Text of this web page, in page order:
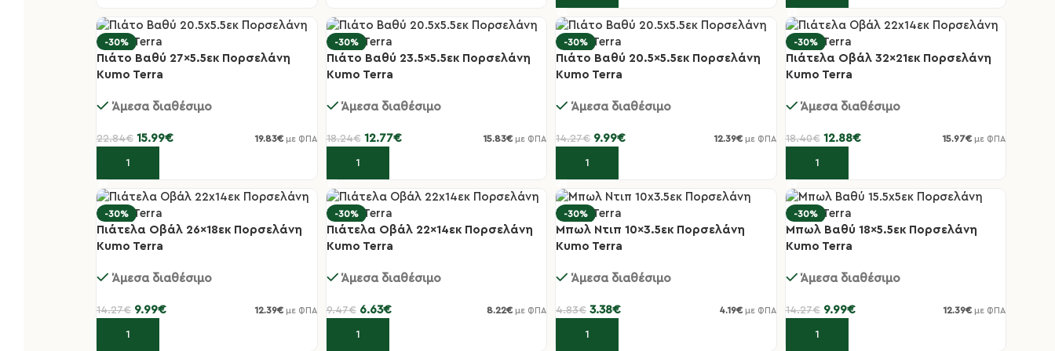
-30%
Πιάτο Βαθύ 27×5.5εκ Πορσελάνη
Kumo Terra
Άμεσα διαθέσιμο
22.84€ 15.99€ 19.83€ με ΦΠΑ
Προσθήκη στο καλάθι
-30%
Πιάτο Βαθύ 23.5×5.5εκ Πορσελάνη
Kumo Terra
Άμεσα διαθέσιμο
18.24€ 12.77€ 15.83€ με ΦΠΑ
Προσθήκη στο καλάθι
-30%
Πιάτο Βαθύ 20.5×5.5εκ Πορσελάνη
Kumo Terra
Άμεσα διαθέσιμο
14.27€ 9.99€ 12.39€ με ΦΠΑ
Προσθήκη στο καλάθι
-30%
Πιάτελα Οβάλ 32×21εκ Πορσελάνη
Kumo Terra
Άμεσα διαθέσιμο
18.40€ 12.88€ 15.97€ με ΦΠΑ
Προσθήκη στο καλάθι
-30%
Πιάτελα Οβάλ 26×18εκ Πορσελάνη
Kumo Terra
Άμεσα διαθέσιμο
14.27€ 9.99€ 12.39€ με ΦΠΑ
Προσθήκη στο καλάθι
-30%
Πιάτελα Οβάλ 22×14εκ Πορσελάνη
Kumo Terra
Άμεσα διαθέσιμο
9.47€ 6.63€ 8.22€ με ΦΠΑ
Προσθήκη στο καλάθι
-30%
Μπωλ Ντιπ 10×3.5εκ Πορσελάνη
Kumo Terra
Άμεσα διαθέσιμο
4.83€ 3.38€ 4.19€ με ΦΠΑ
Προσθήκη στο καλάθι
-30%
Μπωλ Βαθύ 18×5.5εκ Πορσελάνη
Kumo Terra
Άμεσα διαθέσιμο
14.27€ 9.99€ 12.39€ με ΦΠΑ
Προσθήκη στο καλάθι